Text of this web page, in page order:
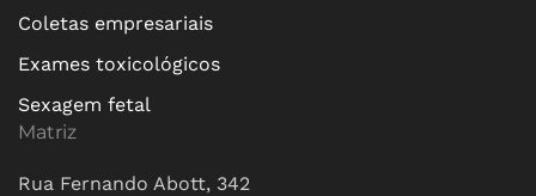
Coletas empresariais
Exames toxicológicos
Sexagem fetal
Matriz
Rua Fernando Abott, 342